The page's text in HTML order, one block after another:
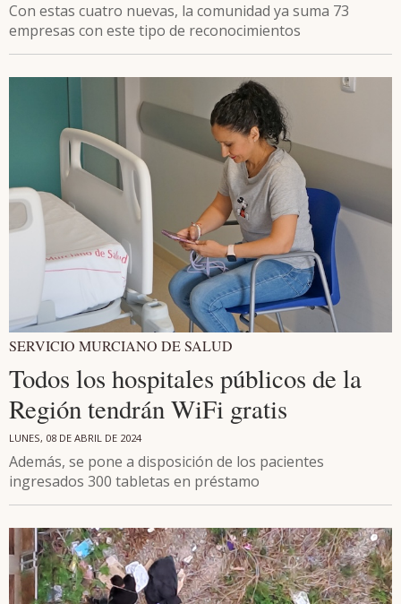
Con estas cuatro nuevas, la comunidad ya suma 73
empresas con este tipo de reconocimientos
SERVICIO MURCIANO DE SALUD
Todos los hospitales públicos de la
Región tendrán WiFi gratis
LUNES, 08 DE ABRIL DE 2024
Además, se pone a disposición de los pacientes
ingresados 300 tabletas en préstamo